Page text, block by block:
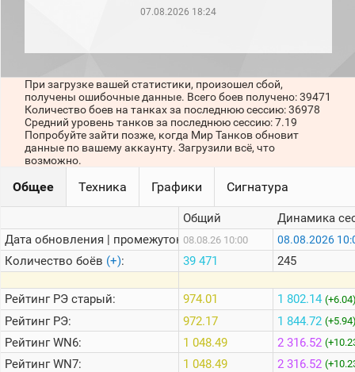
месяц)
игроков
последние
сессии)
1000
стримеров
Информация
Онлайн
Цветовая
шкала
07.08.2026 18:24
При загрузке вашей статистики, произошел сбой,
получены ошибочные данные. Всего боев получено: 39471
Количество боев на танках за последнюю сессию: 36978
Средний уровень танков за последнюю сессию: 7.19
Попробуйте зайти позже, когда Мир Танков обновит
данные по вашему аккаунту. Загрузили всё, что
возможно.
Общее Техника Графики Сигнатура
Дата обновления | промежуток:
Количество боёв (+):
РейтингРЭ старый:
РейтингРЭ:
РейтингWN6:
РейтингWN7:
Общий
08.08.26 10:00
39 471
974.01
972.17
1 048.49
1 048.49
Динамика
08.08.2026
245
1 802.14
1 844.72
2 316.52
2 316.52